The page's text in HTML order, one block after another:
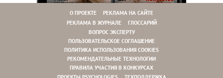
О ПРОЕКТЕ
РЕКЛАМА НА САЙТЕ
РЕКЛАМА В ЖУРНАЛЕ
ГЛОССАРИЙ
ВОПРОС ЭКСПЕРТУ
ПОЛЬЗОВАТЕЛЬСКОЕ СОГЛАШЕНИЕ
ПОЛИТИКА ИСПОЛЬЗОВАНИЯ COOKIES
РЕКОМЕНДАТЕЛЬНЫЕ ТЕХНОЛОГИИ
ПРАВИЛА УЧАСТИЯ В КОНКУРСАХ